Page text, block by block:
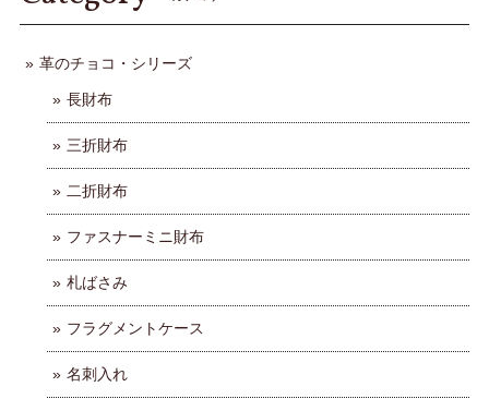
革のチョコ・シリーズ
長財布
三折財布
二折財布
ファスナーミニ財布
札ばさみ
フラグメントケース
名刺入れ